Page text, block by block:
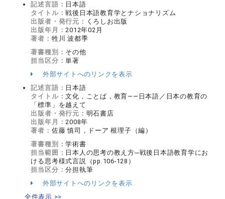
記述言語： 日本語
タイトル：戦後日本語教育学とナショナリズム
出版者・発行元： くろしお出版
出版年月：2012年02月
著者： 牲川 波都季
著書種別： その他
担当区分：単著
外部サイトへのリンクを表示
記述言語： 日本語
タイトル：文化，ことば，教育――日本語／日本の教育の
「標準」を越えて
出版者・発行元： 明石書店
出版年月：2008年
著者： 佐藤 慎司，ドーア 根理子（編）
著書種別：学術書
担当範囲： 日本人の思考の教え方─戦後日本語教育学にお
ける思考様式言説（pp.106-128）
担当区分：分担執筆
外部サイトへのリンクを表示
全件表示 >>